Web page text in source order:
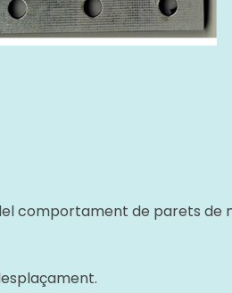
comportament de parets de